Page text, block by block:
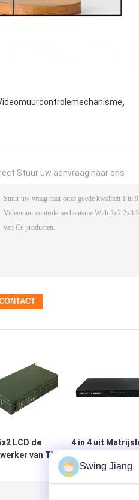
,
Stuur uw aanvraag naar ons
LCD de
van TV van
VGA Videoav
4 in 4 uit
Videoprotocol
Swing Jiang